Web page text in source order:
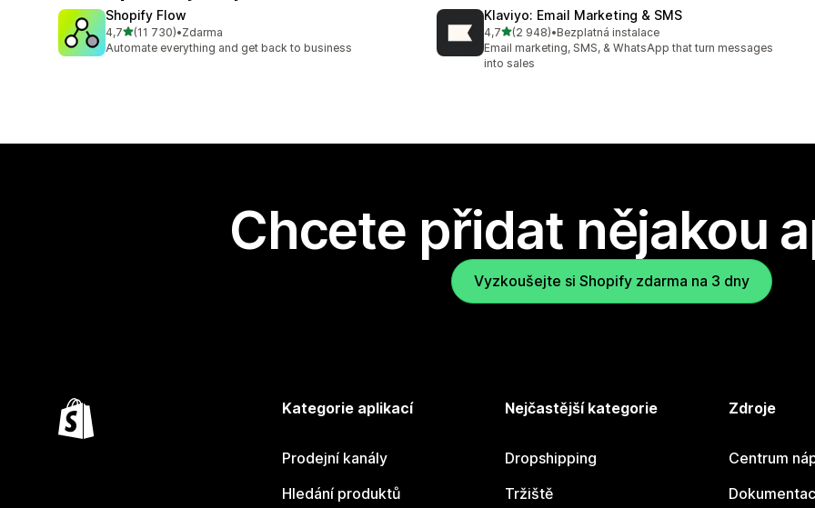
Shopify Flow
4,7z 5 hvězd
(11 730)
Celkový počet recenzí: 11730
•Zdarma
Automate everything and get back to business
Klaviyo: Email Marketing & SMS
4,7z 5 hvězd
(2 948)
Celkový počet recenzí: 2948
•Bezplatná instalace
Email marketing, SMS, & WhatsApp that turn messages
into sales
Chcete přidat nějakou
Vyzkoušejte si Shopify zdarma na 3 dny
Kategorie aplikací
Prodejní kanály
Hledání produktů
Nejčastější kategorie
Dropshipping
Tržiště
Zdroje
Centrum